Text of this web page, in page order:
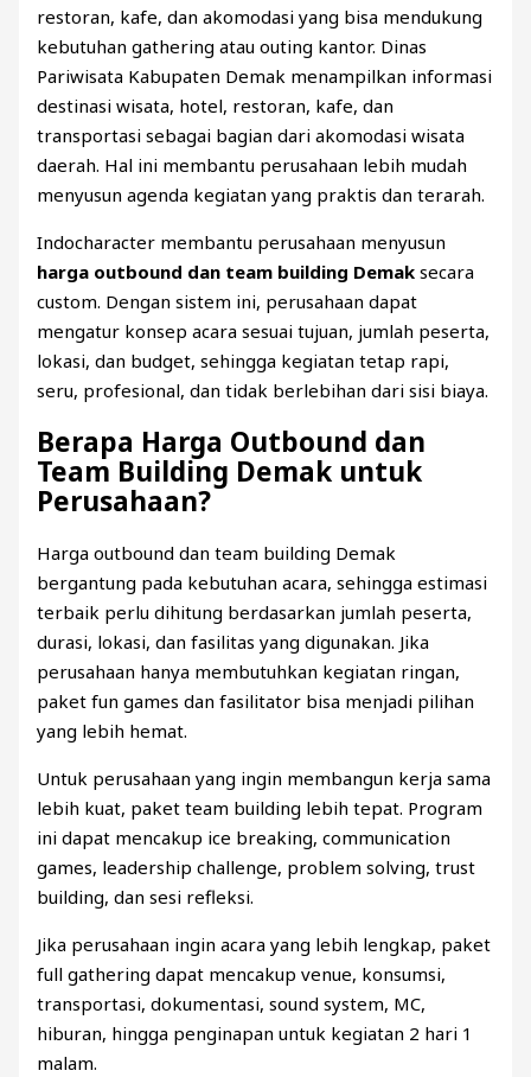
restoran, kafe, dan akomodasi yang bisa mendukung
kebutuhan gathering atau outing kantor. Dinas
Pariwisata Kabupaten Demak menampilkan informasi
destinasi wisata, hotel, restoran, kafe, dan
transportasi sebagai bagian dari akomodasi wisata
daerah. Hal ini membantu perusahaan lebih mudah
menyusun agenda kegiatan yang praktis dan terarah.
Indocharacter membantu perusahaan menyusun
harga outbound dan team building Demak secara
custom. Dengan sistem ini, perusahaan dapat
mengatur konsep acara sesuai tujuan, jumlah peserta,
lokasi, dan budget, sehingga kegiatan tetap rapi,
seru, profesional, dan tidak berlebihan dari sisi biaya.
Berapa Harga Outbound dan
Team Building Demak untuk
Perusahaan?
Harga outbound dan team building Demak
bergantung pada kebutuhan acara, sehingga estimasi
terbaik perlu dihitung berdasarkan jumlah peserta,
durasi, lokasi, dan fasilitas yang digunakan. Jika
perusahaan hanya membutuhkan kegiatan ringan,
paket fun games dan fasilitator bisa menjadi pilihan
yang lebih hemat.
Untuk perusahaan yang ingin membangun kerja sama
lebih kuat, paket team building lebih tepat. Program
ini dapat mencakup ice breaking, communication
games, leadership challenge, problem solving, trust
building, dan sesi refleksi.
Jika perusahaan ingin acara yang lebih lengkap, paket
full gathering dapat mencakup venue, konsumsi,
transportasi, dokumentasi, sound system, MC,
hiburan, hingga penginapan untuk kegiatan 2 hari 1
malam.